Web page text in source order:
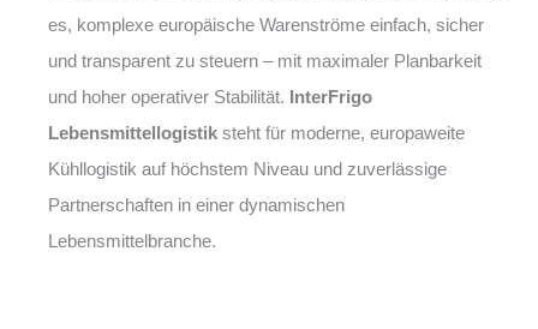
es, komplexe europäische Warenströme einfach, sicher
und transparent zu steuern – mit maximaler Planbarkeit
und hoher operativer Stabilität. InterFrigo
Lebensmittellogistik steht für moderne, europaweite
Kühllogistik auf höchstem Niveau und zuverlässige
Partnerschaften in einer dynamischen
Lebensmittelbranche.